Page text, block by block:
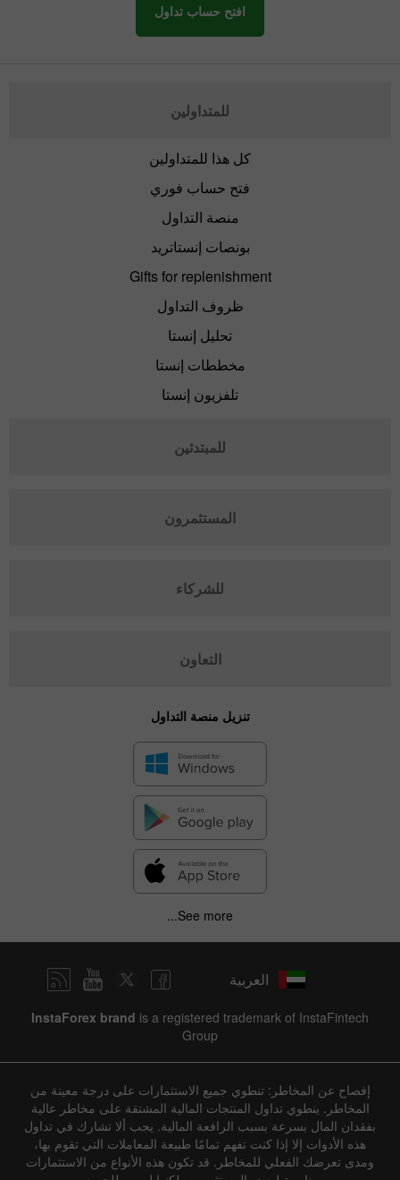
افتح حساب تداول
للمتداولين
كل هذا للمتداولين
فتح حساب فوري
منصة التداول
بونصات إنستاتريد
Gifts for replenishment
ظروف التداول
تحليل إنستا
مخططات إنستا
تلفزيون إنستا
للمبتدئين
المستثمرون
للشركاء
التعاون
تنزيل منصة التداول
See more...
العربية
InstaForex brand is a registered trademark of InstaFintech
Group
إفصاح عن المخاطر: تنطوي جميع الاستثمارات على درجة معينة من
المخاطر. ينطوي تداول المنتجات المالية المشتقة على مخاطر عالية
بفقدان المال بسرعة بسبب الرافعة المالية. يجب ألا تشارك في تداول
هذه الأدوات إلا إذا كنت تفهم تمامًا طبيعة المعاملات التي تقوم بها،
ومدى تعرضك الفعلي للمخاطر. قد تكون هذه الأنواع من الاستثمارات